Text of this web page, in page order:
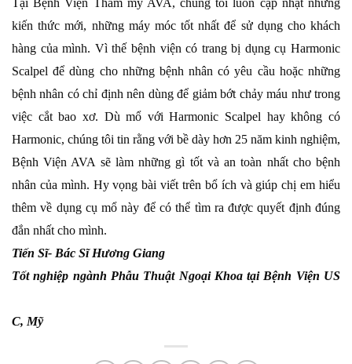
kiến thức mới, những máy móc tốt nhất để sử dụng cho khách
hàng của mình. Vì thế bệnh viện có trang bị dụng cụ Harmonic
Scalpel để dùng cho những bệnh nhân có yêu cầu hoặc những
bệnh nhân có chỉ định nên dùng để giảm bớt chảy máu như trong
việc cắt bao xơ. Dù mổ với Harmonic Scalpel hay không có
Harmonic, chúng tôi tin rằng với bề dày hơn 25 năm kinh nghiệm,
Bệnh Viện AVA sẽ làm những gì tốt và an toàn nhất cho bệnh
nhân của mình. Hy vọng bài viết trên bổ ích và giúp chị em hiểu
thêm về dụng cụ mổ này để có thể tìm ra được quyết định đúng
đắn nhất cho mình.
Tiến Sĩ- Bác Sĩ Hương Giang
Tốt nghiệp ngành Phẫu Thuật Ngoại Khoa tại Bệnh Viện US
C, Mỹ